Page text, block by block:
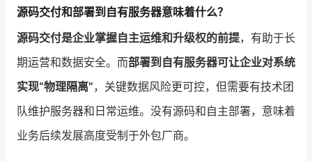
源码交付和部署到自有服务器意味着什么？
源码交付是企业掌握自主运维和升级权的前提，有助于长
期运营和数据安全。而部署到自有服务器可让企业对系统
实现“物理隔离”，关键数据风险更可控，但需要有技术团
队维护服务器和日常运维。没有源码和自主部署，意味着
业务后续发展高度受制于外包厂商。